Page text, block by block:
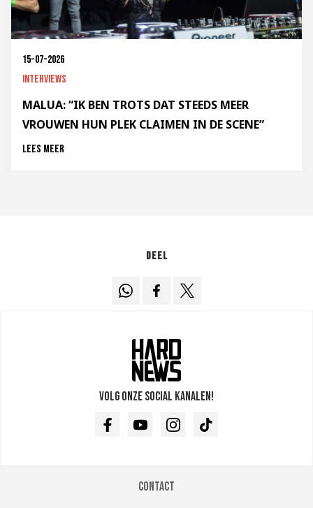
15-07-2026
Interviews
MALUA: “IK BEN TROTS DAT STEEDS MEER
VROUWEN HUN PLEK CLAIMEN IN DE SCENE”
Lees meer
Deel
Volg onze social kanalen!
FacebookYoutubeInstagramTikTok
Contact